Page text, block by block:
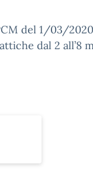
del 1/03/
dal 2 all’8